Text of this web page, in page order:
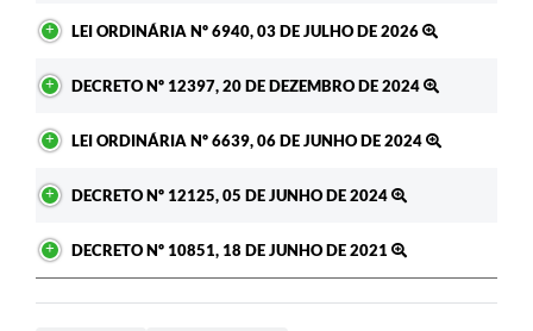
LEI ORDINÁRIA Nº 6940, 03 DE JULHO DE 2026
DECRETO Nº 12397, 20 DE DEZEMBRO DE 2024
LEI ORDINÁRIA Nº 6639, 06 DE JUNHO DE 2024
DECRETO Nº 12125, 05 DE JUNHO DE 2024
DECRETO Nº 10851, 18 DE JUNHO DE 2021